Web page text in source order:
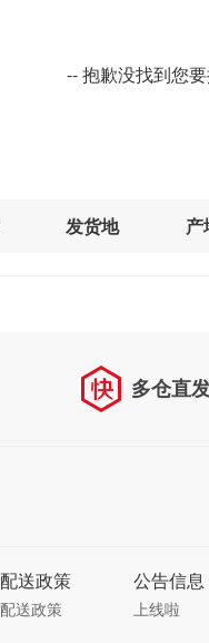
-- 抱歉没找到您
发货地 产
多仓直
配送政策
配送政策
公告信息
上线啦